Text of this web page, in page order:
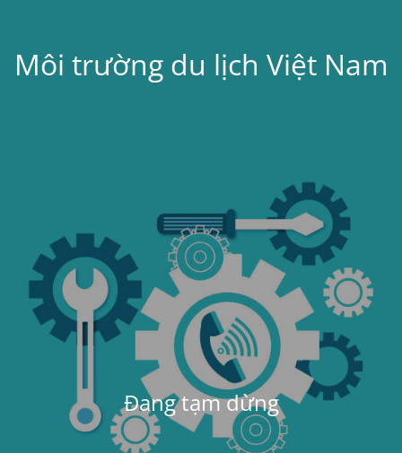
Môi trường du lịch Việt Nam
Đang tạm dừng